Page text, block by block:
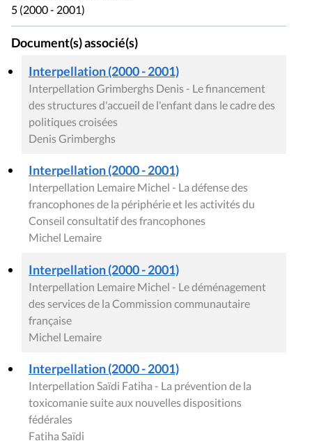
5 (2000 - 2001)
Document(s) associé(s)
Interpellation (2000 - 2001)
Interpellation Grimberghs Denis - Le financement
des structures d'accueil de l'enfant dans le cadre des
politiques croisées
Denis Grimberghs
Interpellation (2000 - 2001)
Interpellation Lemaire Michel - La défense des
francophones de la périphérie et les activités du
Conseil consultatif des francophones
Michel Lemaire
Interpellation (2000 - 2001)
Interpellation Lemaire Michel - Le déménagement
des services de la Commission communautaire
française
Michel Lemaire
Interpellation (2000 - 2001)
Interpellation Saïdi Fatiha - La prévention de la
toxicomanie suite aux nouvelles dispositions
fédérales
Fatiha Saïdi